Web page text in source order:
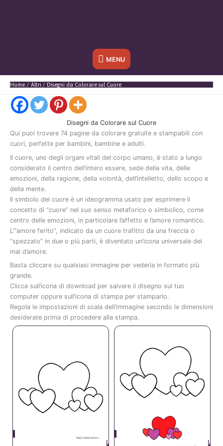
Sotto
l'header
MENU
Home Altri Disegni da Colorare sul Cuore
Disegni da Colorare sul Cuore
Qui puoi trovare 74 pagine da colorare gratuite e stampabili con
cuori, perfette per bambini, bambine e adulti.
Il cuore uno degli organi vitali del corpo umano, è stato a lungo
considerato il centro dell’intero essere, sede della vita, delle
emozioni, della ragione, della volontà, dell’intelletto, dello scopo e
della mente.
Il simbolo del cuore è un ideogramma usato per esprimere il
concetto di “cuore” nel suo senso metaforico o simbolico, come
centro delle emozioni, in particolare l’affetto e l’amore romantico.
L’“amore ferito”, indicato da un cuore trafitto da una freccia o
“spezzato” in due o più parti, è diventato un’icona universale del
mal d’amore.
Basta cliccare su qualsiasi immagine per vederla in formato più
grande.
Clicca sull’icona di download per salvare il disegno sul tuo
computer oppure sull’icona di stampa per stamparlo.
Regola le impostazioni di scala dell’immagine secondo le dimensioni
desiderate prima di procedere alla stampa.